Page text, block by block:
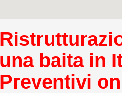
una baita in
Preventivi